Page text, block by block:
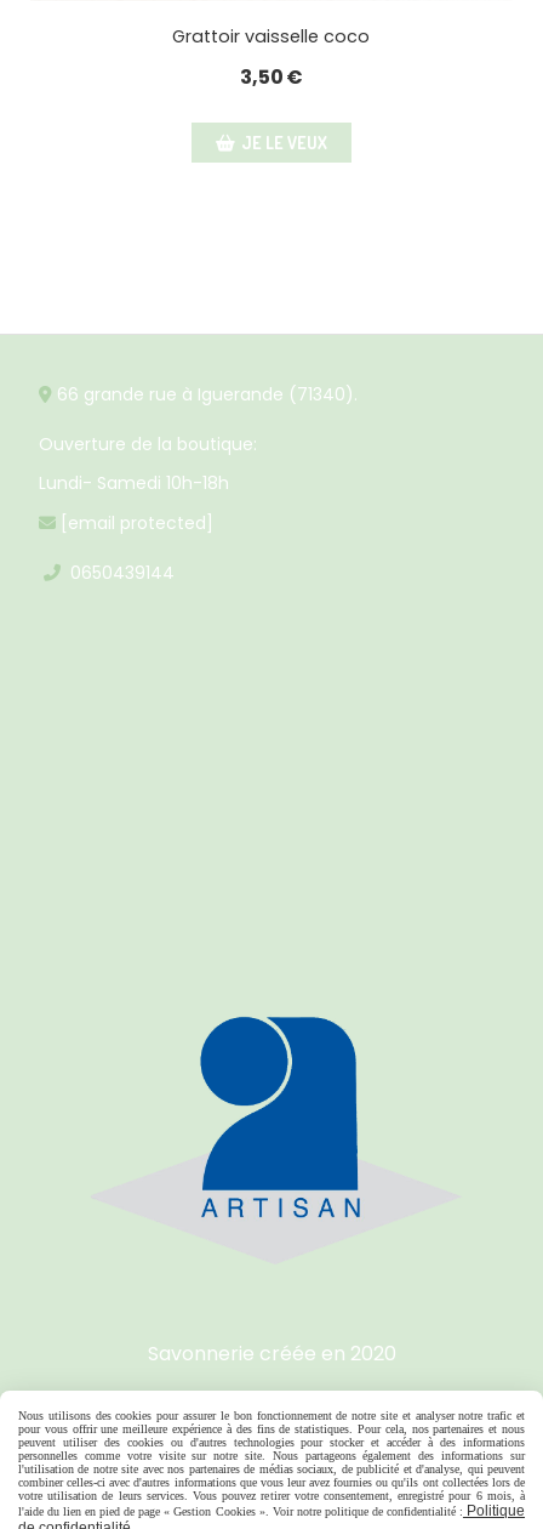
Grattoir vaisselle coco
3,50€
JE LE VEUX
 66 grande rue à Iguerande (71340).
Ouverture de la boutique:
Lundi- Samedi 10h-18h
 [email protected]
 0650439144
Savonnerie créée en 2020
Facebook est désactivé. Autoriser
Nous utilisons des cookies pour assurer le bon fonctionnement de notre site et analyser notre trafic et
pour vous offrir une meilleure expérience à des fins de statistiques. Pour cela, nos partenaires et nous
peuvent utiliser des cookies ou d'autres technologies pour stocker et accéder à des informations
personnelles comme votre visite sur notre site. Nous partageons également des informations sur
l'utilisation de notre site avec nos partenaires de médias sociaux, de publicité et d'analyse, qui peuvent
combiner celles-ci avec d'autres informations que vous leur avez fournies ou qu'ils ont collectées lors de
votre utilisation de leurs services. Vous pouvez retirer votre consentement, enregistré pour 6 mois, à
l'aide du lien en pied de page « Gestion Cookies ». Voir notre politique de confidentialité : Politique